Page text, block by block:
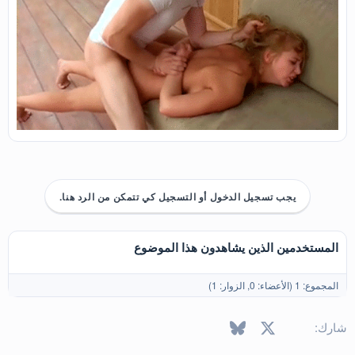
يجب تسجيل الدخول أو التسجيل كي تتمكن من الرد هنا.
المستخدمين الذين يشاهدون هذا الموضوع
المجموع: 1 (الأعضاء: 0, الزوار: 1)
شارك: فيسبوك Bluesky